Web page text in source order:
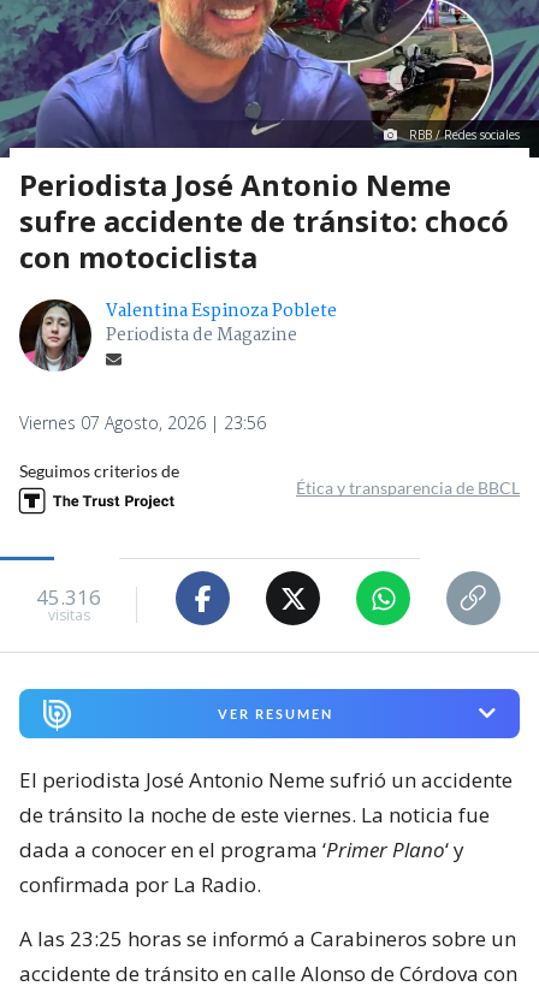
RBB / Redes sociales
Periodista José Antonio Neme
sufre accidente de tránsito: chocó
con motociclista
Valentina Espinoza Poblete
Periodista de Magazine
Viernes 07 Agosto, 2026 | 23:56
Seguimos criterios de
Ética y transparencia de BBCL
45.316
visitas
VER RESUMEN
El periodista José Antonio Neme sufrió un accidente
de tránsito la noche de este viernes. La noticia fue
dada a conocer en el programa ‘Primer Plano‘ y
confirmada por La Radio.
A las 23:25 horas se informó a Carabineros sobre un
accidente de tránsito en calle Alonso de Córdova con